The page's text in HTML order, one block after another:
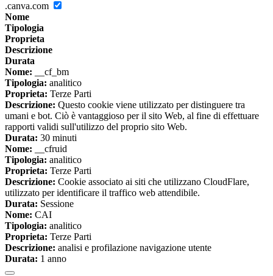
.canva.com
Nome
Tipologia
Proprieta
Descrizione
Durata
Nome: __cf_bm
Tipologia: analitico
Proprieta: Terze Parti
Descrizione: Questo cookie viene utilizzato per distinguere tra
umani e bot. Ciò è vantaggioso per il sito Web, al fine di effettuare
rapporti validi sull'utilizzo del proprio sito Web.
Durata: 30 minuti
Nome: __cfruid
Tipologia: analitico
Proprieta: Terze Parti
Descrizione: Cookie associato ai siti che utilizzano CloudFlare,
utilizzato per identificare il traffico web attendibile.
Durata: Sessione
Nome: CAI
Tipologia: analitico
Proprieta: Terze Parti
Descrizione: analisi e profilazione navigazione utente
Durata: 1 anno